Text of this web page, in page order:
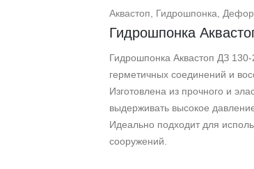
Аквастоп, Гидрошпонка,
Гидрошпонка
Гидрошпонка Аквастоп ДЗ
герметичных соединений и
Изготовлена из прочного и
выдерживать высокое
Идеально подходит для
сооружений.